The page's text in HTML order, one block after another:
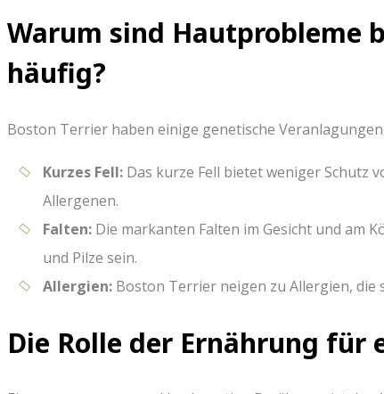
Warum sind Hautprobleme
häufig?
Boston Terrier haben einige genetische
Kurzes Fell: Das kurze Fell bietet weniger Schutz
Allergenen.
Falten: Die markanten Falten im Gesicht und am
und Pilze sein.
Allergien: Boston Terrier neigen zu Allergien,
Die Rolle der Ernährung für